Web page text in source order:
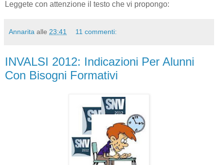
Leggete con attenzione il testo che vi propongo:
Annarita alle 23:41 11 commenti:
INVALSI 2012: Indicazioni Per Alunni
Con Bisogni Formativi